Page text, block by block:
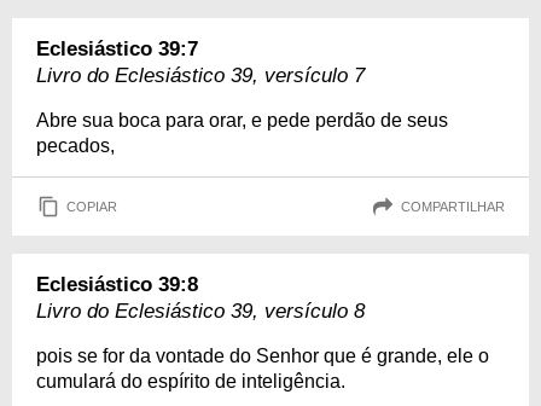
Eclesiástico 39:7
Livro do Eclesiástico 39, versículo 7
Abre sua boca para orar, e pede perdão de seus
pecados,
COPIAR COMPARTILHAR
Eclesiástico 39:8
Livro do Eclesiástico 39, versículo 8
pois se for da vontade do Senhor que é grande, ele o
cumulará do espírito de inteligência.